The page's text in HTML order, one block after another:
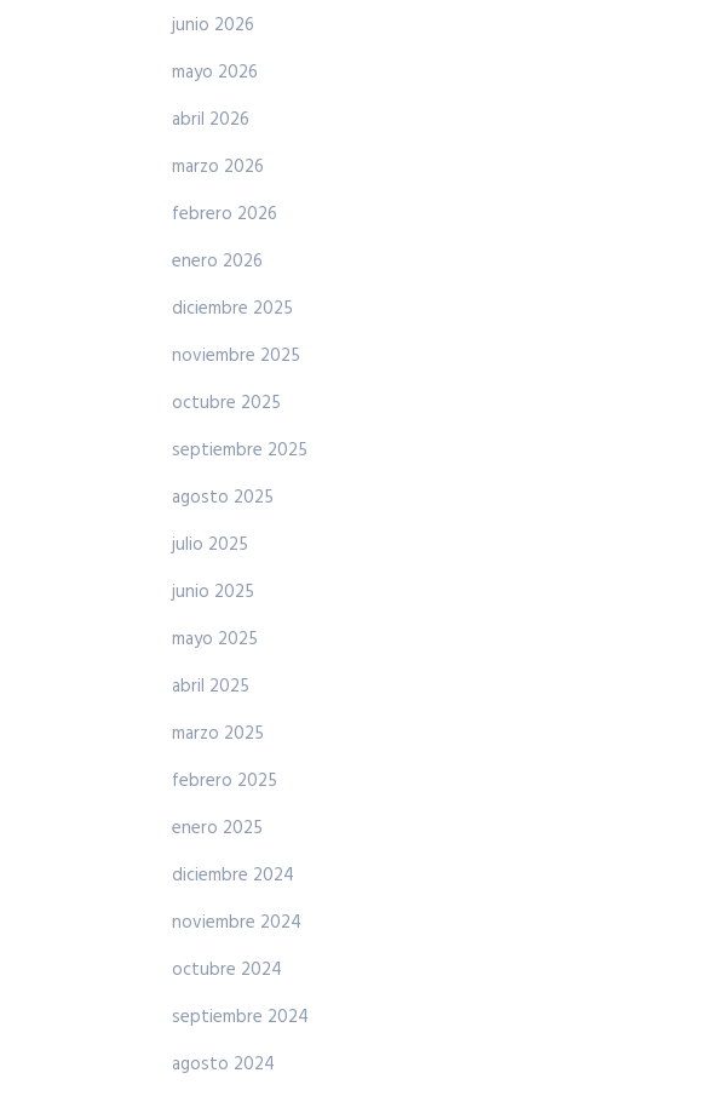
junio 2026
mayo 2026
abril 2026
marzo 2026
febrero 2026
enero 2026
diciembre 2025
noviembre 2025
octubre 2025
septiembre 2025
agosto 2025
julio 2025
junio 2025
mayo 2025
abril 2025
marzo 2025
febrero 2025
enero 2025
diciembre 2024
noviembre 2024
octubre 2024
septiembre 2024
agosto 2024